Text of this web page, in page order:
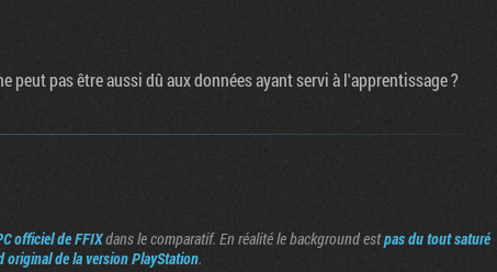
peut pas être aussi dû aux données ayant servi à l'apprentissage ?
officiel de FFIXdans le comparatif. En réalité le background estpas du tout saturé
original de la version PlayStation.